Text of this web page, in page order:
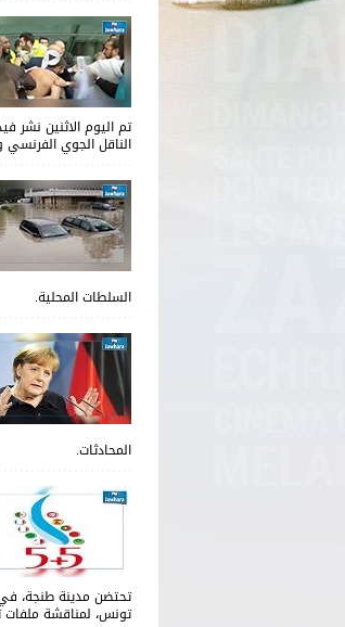
تم اليوم الاثنين
الناقل الجوي
السلطات المحلية.
المحادثات.
تونس، لمناقشة ملفات